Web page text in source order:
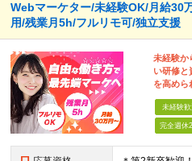
Webマーケター/未経験OK/月給30
用/残業月5h/フルリモ可/独立支援
未経験か
い研修と
を高めら
未経験歓
完全週休